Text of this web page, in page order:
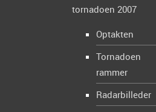
tornadoen 2007
Optakten
Tornadoen
rammer
Radarbilleder
forskere fra Columbia
af tornado outbreaks i
har antallet af tornadoer været
har tendens til at hobe sig
indeholder flere tornadoer.
at intervallerne hvor der ikke